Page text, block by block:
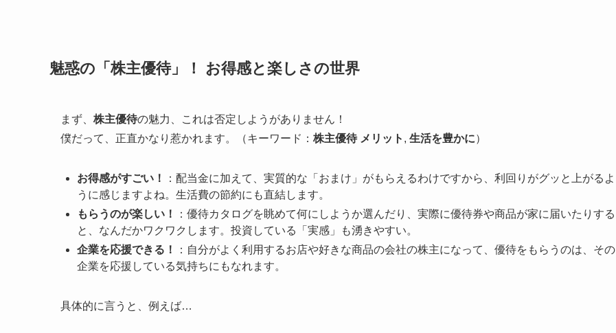
魅惑の「株主優待」！ お得感と楽しさの世界
まず、 株主優待の魅力、これは否定しようがありません！
僕だって、正直かなり惹かれます。（キーワード： 株主優待 メリット , 生活を豊かに）
お得感がすごい！
：配当金に加えて、実質的な「おまけ」がもらえるわけですから、利回りがグッと上がるよ
うに感じますよね。生活費の節約にも直結します。
もらうのが楽しい！
：優待カタログを眺めて何にしようか選んだり、実際に優待券や商品が家に届いたりする
と、なんだかワクワクします。投資している「実感」も湧きやすい。
企業を応援できる！
：自分がよく利用するお店や好きな商品の会社の株主になって、優待をもらうのは、その
企業を応援している気持ちにもなれます。
具体的に言うと、例えば…